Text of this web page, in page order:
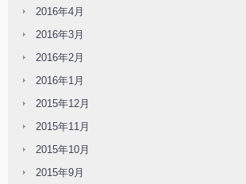
2016年4月
2016年3月
2016年2月
2016年1月
2015年12月
2015年11月
2015年10月
2015年9月